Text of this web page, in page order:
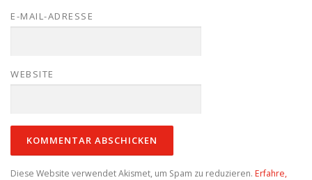
E-MAIL-ADRESSE
WEBSITE
Diese Website verwendet Akismet, um Spam zu reduzieren. Erfahre,